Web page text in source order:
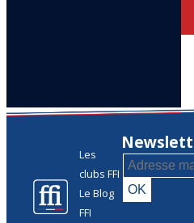
Les
clubs FFI
Le Blog
FFI